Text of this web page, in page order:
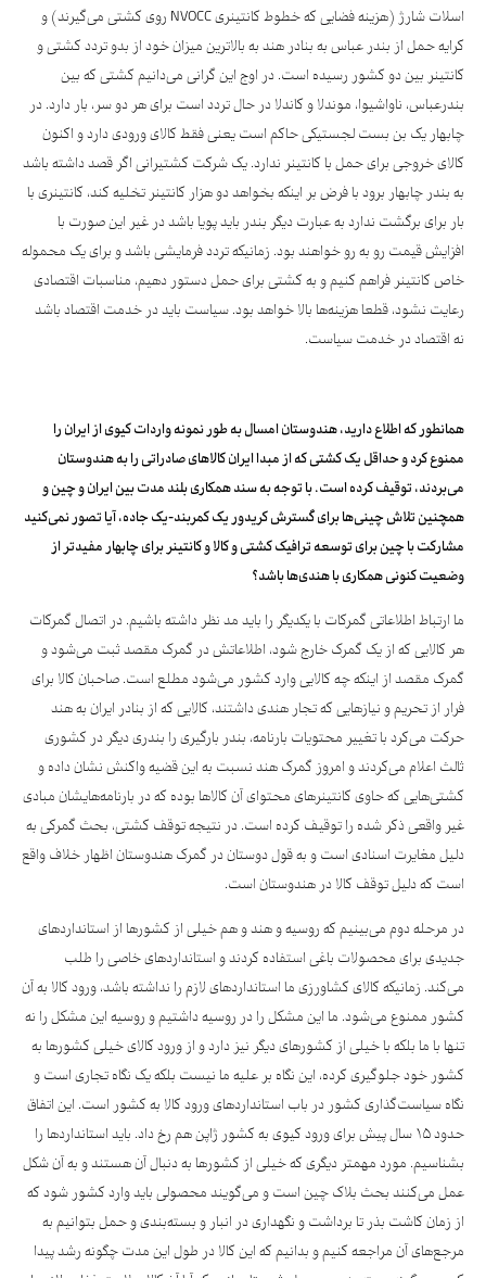
اسلات شارژ (هزینه فضایی که خطوط کانتینری NVOCC روی کشتی می‌گیرند) و
کرایه حمل از بندر عباس به بنادر هند به بالاترین میزان خود از بدو تردد کشتی و
کانتینر بین دو کشور رسیده است. در اوج این گرانی می‌دانیم کشتی که بین
بندرعباس، ناواشیوا، موندلا و کاندلا در حال تردد است برای هر دو سر، بار دارد. در
چابهار یک بن بست لجستیکی حاکم است یعنی فقط کالای ورودی دارد و اکنون
کالای خروجی برای حمل با کانتینر ندارد. یک شرکت کشتیرانی اگر قصد داشته باشد
به بندر چابهار برود با فرض بر اینکه بخواهد دو هزار کانتینر تخلیه کند، کانتینری با
بار برای برگشت ندارد به عبارت دیگر بندر باید پویا باشد در غیر این صورت با
افزایش قیمت رو به رو خواهند بود. زمانیکه تردد فرمایشی باشد و برای یک محموله
خاص کانتینر فراهم کنیم و به کشتی برای حمل دستور دهیم، مناسبات اقتصادی
رعایت نشود، قطعا هزینه‌ها بالا خواهد بود. سیاست باید در خدمت اقتصاد باشد
نه اقتصاد در خدمت سیاست.
همانطور که اطلاع دارید، هندوستان امسال به طور نمونه واردات کیوی از ایران را
ممنوع کرد و حداقل یک کشتی که از مبدا ایران کالاهای صادراتی را به هندوستان
می‌بردند، توقیف کرده است. با توجه به سند همکاری بلند مدت بین ایران و چین و
همچنین تلاش چینی‌ها برای گسترش کریدور یک کمربند-یک جاده، آیا تصور نمی‌کنید
مشارکت با چین برای توسعه ترافیک کشتی و کالا و کانتینر برای چابهار مفیدتر از
وضعیت کنونی همکاری با هندی‌ها باشد؟
ما ارتباط اطلاعاتی گمرکات با یکدیگر را باید مد نظر داشته باشیم. در اتصال گمرکات
هر کالایی که از یک گمرک خارج شود، اطلاعاتش در گمرک مقصد ثبت می‌شود و
گمرک مقصد از اینکه چه کالایی وارد کشور می‌شود مطلع است. صاحبان کالا برای
فرار از تحریم و نیازهایی که تجار هندی داشتند، کالایی که از بنادر ایران به هند
حرکت می‌کرد با تغییر محتویات بارنامه، بندر بارگیری را بندری دیگر در کشوری
ثالث اعلام می‌کردند و امروز گمرک هند نسبت به این قضیه واکنش نشان داده و
کشتی‌هایی که حاوی کانتینرهای محتوای آن کالاها بوده که در بارنامه‌هایشان مبادی
غیر واقعی ذکر شده را توقیف کرده است. در نتیجه توقف کشتی، بحث گمرکی به
دلیل مغایرت اسنادی است و به قول دوستان در گمرک هندوستان اظهار خلاف واقع
است که دلیل توقف کالا در هندوستان است.
در مرحله دوم می‌بینیم که روسیه و هند و هم خیلی از کشورها از استانداردهای
جدیدی برای محصولات باغی استفاده کردند و استانداردهای خاصی را طلب
می‌کند. زمانیکه کالای کشاورزی ما استانداردهای لازم را نداشته باشد، ورود کالا به آن
کشور ممنوع می‌شود. ما این مشکل را در روسیه داشتیم و روسیه این مشکل را نه
تنها با ما بلکه با خیلی از کشورهای دیگر نیز دارد و از ورود کالای خیلی کشورها به
کشور خود جلوگیری کرده، این نگاه بر علیه ما نیست بلکه یک نگاه تجاری است و
نگاه سیاست‌گذاری کشور در باب استانداردهای ورود کالا به کشور است. این اتفاق
حدود ۱۵ سال پیش برای ورود کیوی به کشور ژاپن هم رخ داد. باید استانداردها را
بشناسیم. مورد مهمتر دیگری که خیلی از کشورها به دنبال آن هستند و به آن شکل
عمل می‌کنند بحث بلاک چین است و می‌گویند محصولی باید وارد کشور شود که
از زمان کاشت بذر تا برداشت و نگهداری در انبار و بسته‌بندی و حمل بتوانیم به
مرجع‌های آن مراجعه کنیم و بدانیم که این کالا در طول این مدت چگونه رشد پیدا